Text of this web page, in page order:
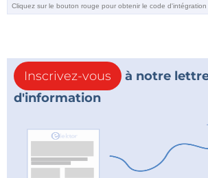
Inscrivez-vous
à notre
d'information